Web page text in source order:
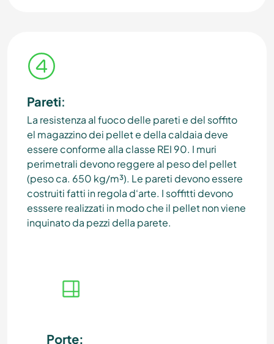
Pareti:
La resistenza al fuoco delle pareti e del soffito
el magazzino dei pellet e della caldaia deve
essere conforme alla classe REI 90. I muri
perimetrali devono reggere al peso del pellet
(peso ca. 650 kg/m³). Le pareti devono essere
costruiti fatti in regola d‘arte. I soffitti devono
esssere realizzati in modo che il pellet non viene
inquinato da pezzi della parete.
Porte: